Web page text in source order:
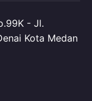
- Jl.
Kota Medan